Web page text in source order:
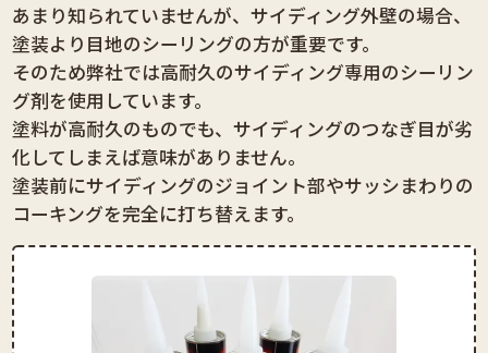
あまり知られていませんが、サイディング外壁の場合、
塗装より目地のシーリングの方が重要です。
そのため弊社では高耐久のサイディング専用のシーリン
グ剤を使用しています。
塗料が高耐久のものでも、サイディングのつなぎ目が劣
化してしまえば意味がありません。
塗装前にサイディングのジョイント部やサッシまわりの
コーキングを完全に打ち替えます。